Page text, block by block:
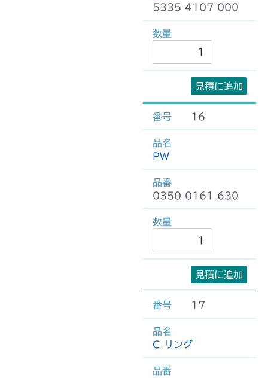
5335 4107 000
見積に追加
16
PW
0350 0161 630
見積に追加
17
C リング